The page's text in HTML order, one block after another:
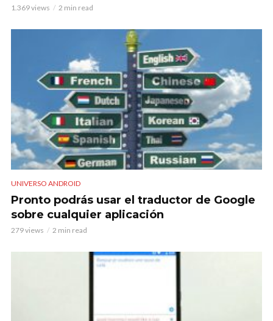
1.369 views 2 min read
UNIVERSO ANDROID
Pronto podrás usar el traductor de Google
sobre cualquier aplicación
279 views 2 min read